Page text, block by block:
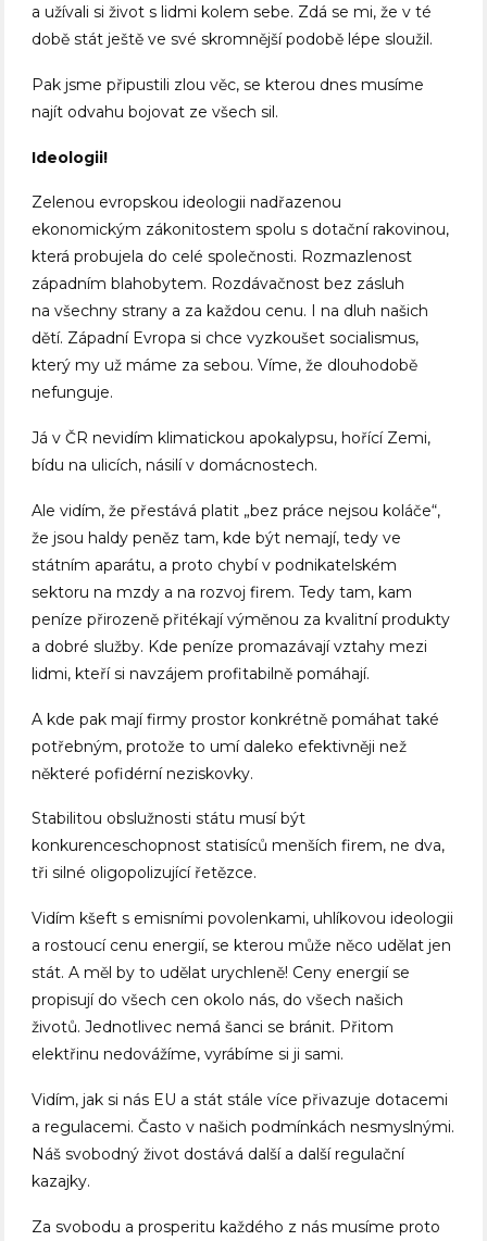
a užívali si život s lidmi kolem sebe. Zdá se mi, že v té
době stát ještě ve své skromnější podobě lépe sloužil.
Pak jsme připustili zlou věc, se kterou dnes musíme
najít odvahu bojovat ze všech sil.
Ideologii!
Zelenou evropskou ideologii nadřazenou
ekonomickým zákonitostem spolu s dotační rakovinou,
která probujela do celé společnosti. Rozmazlenost
západním blahobytem. Rozdávačnost bez zásluh
na všechny strany a za každou cenu. I na dluh našich
dětí. Západní Evropa si chce vyzkoušet socialismus,
který my už máme za sebou. Víme, že dlouhodobě
nefunguje.
Já v ČR nevidím klimatickou apokalypsu, hořící Zemi,
bídu na ulicích, násilí v domácnostech.
Ale vidím, že přestává platit „bez práce nejsou koláče“,
že jsou haldy peněz tam, kde být nemají, tedy ve
státním aparátu, a proto chybí v podnikatelském
sektoru na mzdy a na rozvoj firem. Tedy tam, kam
peníze přirozeně přitékají výměnou za kvalitní produkty
a dobré služby. Kde peníze promazávají vztahy mezi
lidmi, kteří si navzájem profitabilně pomáhají.
A kde pak mají firmy prostor konkrétně pomáhat také
potřebným, protože to umí daleko efektivněji než
některé pofidérní neziskovky.
Stabilitou obslužnosti státu musí být
konkurenceschopnost statisíců menších firem, ne dva,
tři silné oligopolizující řetězce.
Vidím kšeft s emisními povolenkami, uhlíkovou ideologii
a rostoucí cenu energií, se kterou může něco udělat jen
stát. A měl by to udělat urychleně! Ceny energií se
propisují do všech cen okolo nás, do všech našich
životů. Jednotlivec nemá šanci se bránit. Přitom
elektřinu nedovážíme, vyrábíme si ji sami.
Vidím, jak si nás EU a stát stále více přivazuje dotacemi
a regulacemi. Často v našich podmínkách nesmyslnými.
Náš svobodný život dostává další a další regulační
kazajky.
Za svobodu a prosperitu každého z nás musíme proto